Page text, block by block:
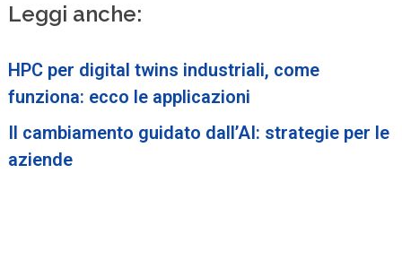
Leggi anche:
HPC per digital twins industriali, come
funziona: ecco le applicazioni
Il cambiamento guidato dall’AI: strategie per le
aziende